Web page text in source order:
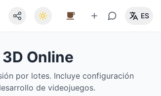
ES
Online
por lotes. Incluye configuración
de videojuegos.